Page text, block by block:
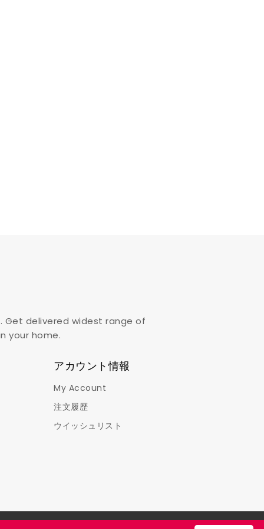
Get delivered widest range of
your home.
アカウント情報
My Account
注文履歴
ウイッシュリスト